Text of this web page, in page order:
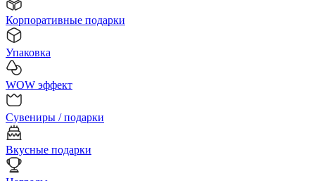
Корпоративные подарки
Упаковка
WOW эффект
Сувениры / подарки
Вкусные подарки